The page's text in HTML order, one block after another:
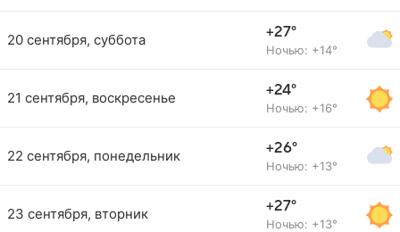
20 сентября, суббота +27°
Ночью: +14°
21 сентября, воскресенье +24°
Ночью: +16°
22 сентября, понедельник +26°
Ночью: +13°
23 сентября, вторник +27°
Ночью: +13°